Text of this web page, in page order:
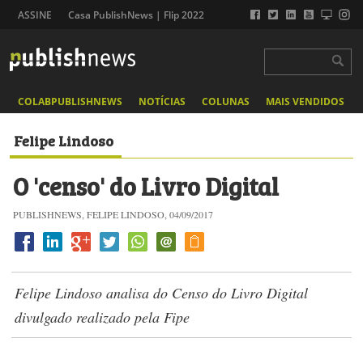
ASSINE Casa PublishNews | Flip 2022
COLABPUBLISHNEWS NOTÍCIAS COLUNAS MAIS VENDIDOS
Felipe Lindoso
O 'censo' do Livro Digital
PUBLISHNEWS, FELIPE LINDOSO, 04/09/2017
Felipe Lindoso analisa do Censo do Livro Digital
divulgado realizado pela Fipe